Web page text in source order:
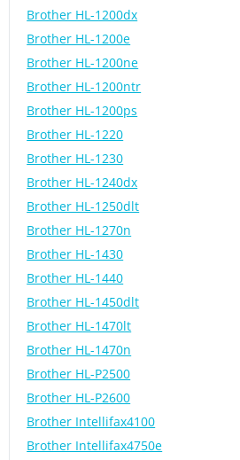
Brother HL-1200dx
Brother HL-1200e
Brother HL-1200ne
Brother HL-1200ntr
Brother HL-1200ps
Brother HL-1220
Brother HL-1230
Brother HL-1240dx
Brother HL-1250dlt
Brother HL-1270n
Brother HL-1430
Brother HL-1440
Brother HL-1450dlt
Brother HL-1470lt
Brother HL-1470n
Brother HL-P2500
Brother HL-P2600
Brother Intellifax4100
Brother Intellifax4750e